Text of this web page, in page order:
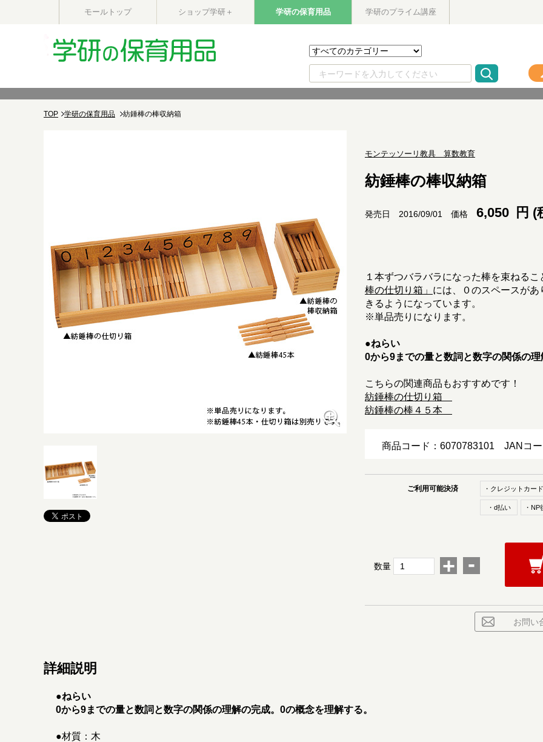
モールトップ ショップ学研＋ 学研の保育用品 学研のプライム講座
TOP 学研の保育用品 紡錘棒の棒収納箱
モンテッソーリ教具 算数教育
紡錘棒の棒収納箱
発売日 2016/09/01 価格 6,050 円 (
１本ずつバラバラになった棒を束ねる
棒の仕切り箱」 には、０のスペースが
きるようになっています。
※単品売りになります。
●ねらい
0から9までの量と数詞と数字の関係の
こちらの関連商品もおすすめです！
紡錘棒の仕切り箱
紡錘棒の棒４５本
商品コード：6070783101 JANコ
ご利用可能決済 ・クレジットカード
・d払い ・NP
数量 + -
お問い
詳細説明
●ねらい
0から9までの量と数詞と数字の関係の理解の完成。0の概念を理解する。
●材質：木